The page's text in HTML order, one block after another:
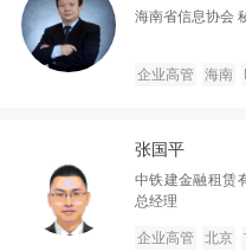
海南省信息协会
企业高管 海南
张国平
中铁建金融租赁
总经理
企业高管 北京